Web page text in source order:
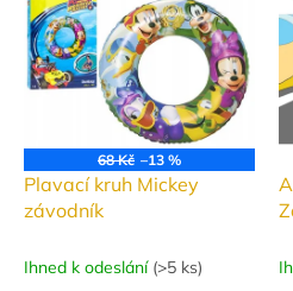
68 Kč –13 %
Plavací kruh Mickey
závodník
Ihned k odeslání (>5 ks)